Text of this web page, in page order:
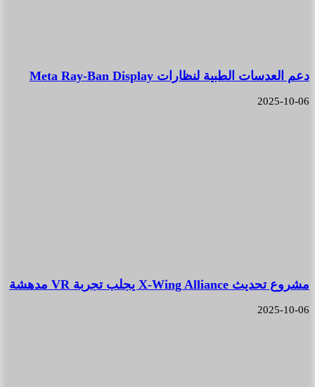
دعم العدسات الطبية لنظارات Meta Ray-Ban Display
2025-10-06
مشروع تحديث X-Wing Alliance يجلب تجربة VR مدهشة
2025-10-06